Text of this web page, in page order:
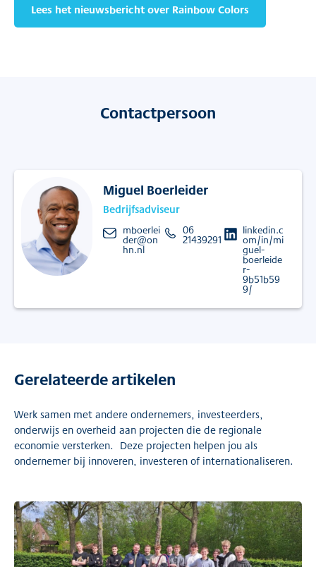
Lees het nieuwsbericht over Rainbow Colors
Contactpersoon
Miguel Boerleider
Bedrijfsadviseur
mboerlei
der@on
hn.nl
06
21439291
linkedin.c
om/in/mi
guel-
boerleide
r-
9b51b59
9/
Gerelateerde artikelen
Werk samen met andere ondernemers, investeerders,
onderwijs en overheid aan projecten die de regionale
economie versterken. Deze projecten helpen jou als
ondernemer bij innoveren, investeren of internationaliseren.